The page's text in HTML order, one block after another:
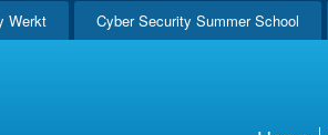
Werkt Cyber Security Summer School